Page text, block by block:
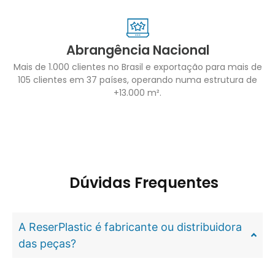
Abrangência Nacional
Mais de 1.000 clientes no Brasil e exportação para mais de
105 clientes em 37 países, operando numa estrutura de
+13.000 m².
Dúvidas Frequentes
A ReserPlastic é fabricante ou distribuidora
das peças?